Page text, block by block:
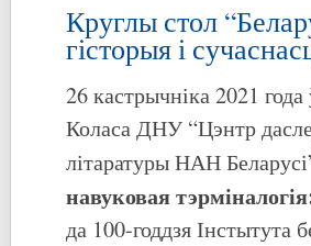
Круглы стол
гісторыя і
26 кастрычніка 2021
Коласа ДНУ “Цэнтр
літаратуры НАН
навуковая
да 100-годдзя Інстытута